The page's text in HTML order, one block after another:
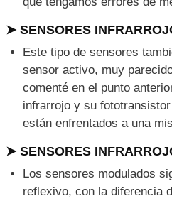
➤ SENSORES
Este tipo de sensores
sensor activo, muy
comenté en el punto
infrarrojo y su
están enfrentados a una
➤ SENSORES
Los sensores modulados
reflexivo, con la diferencia